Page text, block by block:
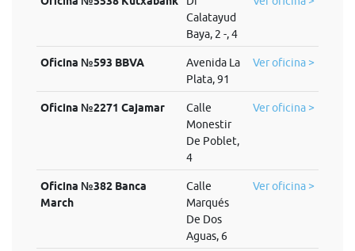
Calatayud
Baya, 2 -, 4
Oficina №593 BBVA
Avenida La
Plata, 91
Ver oficina >
Oficina №2271 Cajamar
Calle
Monestir
De Poblet,
4
Ver oficina >
Oficina №382 Banca
March
Calle
Marqués
De Dos
Aguas, 6
Ver oficina >